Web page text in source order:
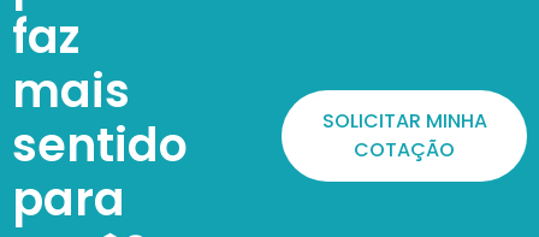
faz
mais
sentido
para
SOLICITAR MINHA
COTAÇÃO